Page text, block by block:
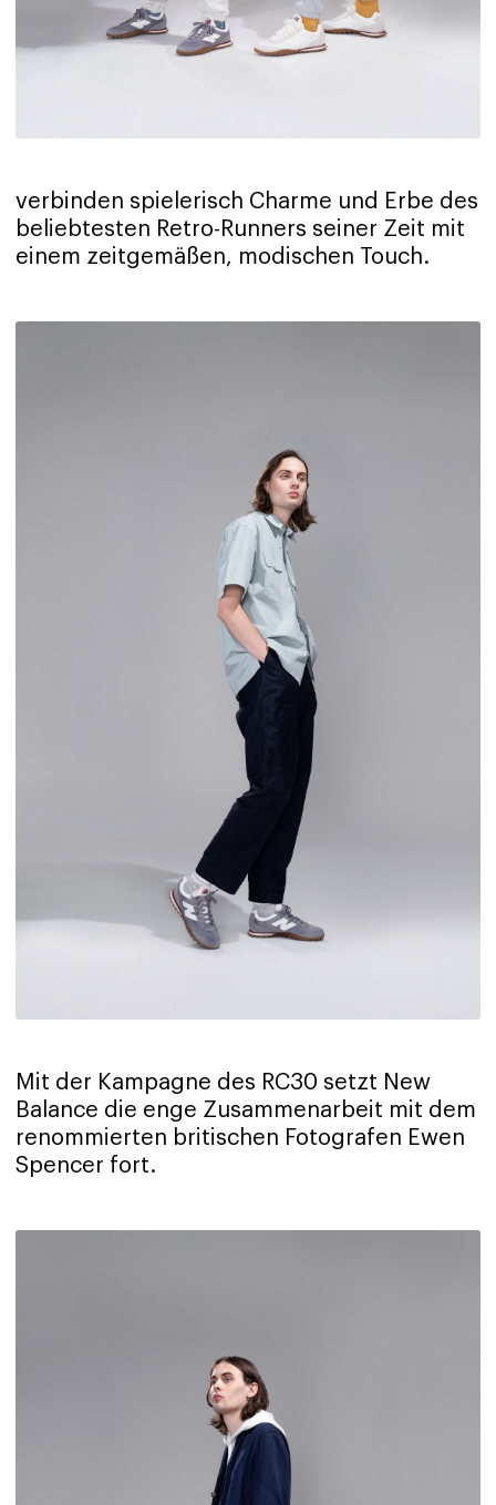
verbinden spielerisch Charme und Erbe des
beliebtesten Retro-Runners seiner Zeit mit
einem zeitgemäßen, modischen Touch.
Mit der Kampagne des RC30 setzt New
Balance die enge Zusammenarbeit mit dem
renommierten britischen Fotografen Ewen
Spencer fort.